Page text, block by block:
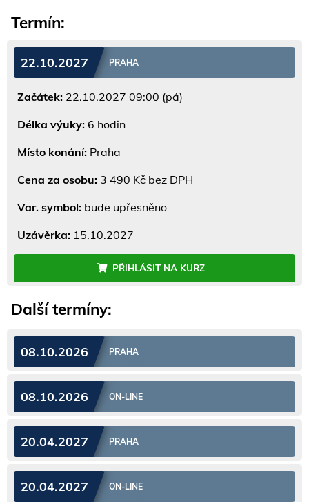
Termín:
22.10.2027 PRAHA
Začátek: 22.10.2027 09:00 (pá)
Délka výuky: 6 hodin
Místo konání: Praha
Cena za osobu: 3 490 Kč bez DPH
Var. symbol: bude upřesněno
Uzávěrka: 15.10.2027
PŘIHLÁSIT NA KURZ
Další termíny:
08.10.2026 PRAHA
08.10.2026 ON-LINE
20.04.2027 PRAHA
20.04.2027 ON-LINE